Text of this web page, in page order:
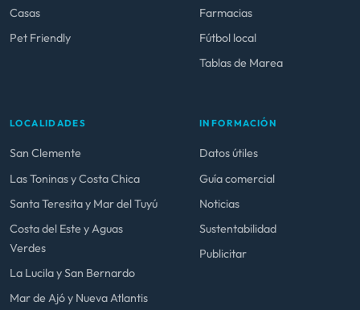
Casas
Pet Friendly
Farmacias
Fútbol local
Tablas de Marea
LOCALIDADES
San Clemente
Las Toninas y Costa Chica
Santa Teresita y Mar del Tuyú
Costa del Este y Aguas
Verdes
La Lucila y San Bernardo
Mar de Ajó y Nueva Atlantis
INFORMACIÓN
Datos útiles
Guía comercial
Noticias
Sustentabilidad
Publicitar